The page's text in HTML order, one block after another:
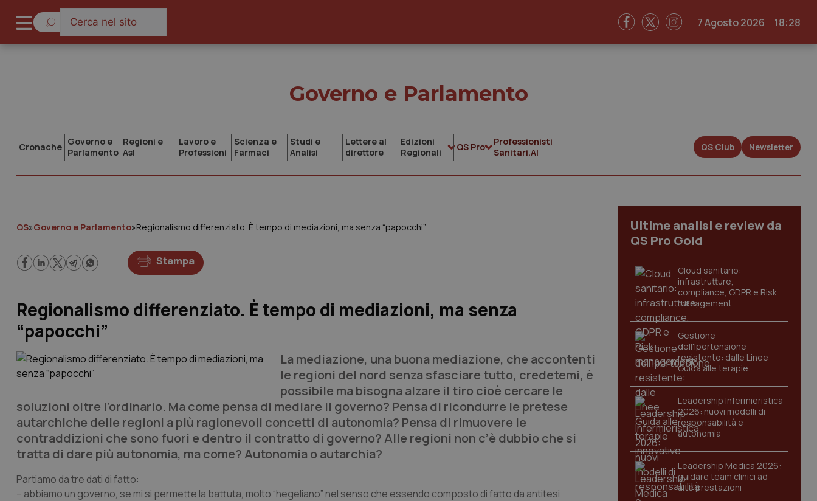
7 Agosto 2026 18:28
Governo e Parlamento
Cronache Governo e
Parlamento
Regioni e
Asl
Lavoro e
Professioni
Scienza e
Farmaci
Studi e
Analisi
Lettere al
direttore
Edizioni
Regionali
QS Pro
Professionisti
Sanitari.AI
QS Club Newsletter
QS»Governo e Parlamento»Regionalismo differenziato. È tempo di mediazioni, ma senza “papocchi”
Stampa
Regionalismo differenziato. È tempo di mediazioni, ma senza
“papocchi”
La mediazione, una buona mediazione, che accontenti
le regioni del nord senza sfasciare tutto, credetemi, è
possibile ma bisogna alzare il tiro cioè cercare le
soluzioni oltre l’ordinario. Ma come pensa di mediare il governo? Pensa di ricondurre le pretese
autarchiche delle regioni a più ragionevoli concetti di autonomia? Pensa di rimuovere le
contraddizioni che sono fuori e dentro il contratto di governo? Alle regioni non c’è dubbio che si
tratta di dare più autonomia, ma come? Autonomia o autarchia?
Partiamo da tre dati di fatto:
– abbiamo un governo, se mi si permette la battuta, molto “hegeliano” nel senso che essendo composto di fatto da antitesi
Ultime analisi e review da
QS Pro Gold
Cloud sanitario:
infrastrutture,
compliance, GDPR e Risk
management
Gestione
dell'Ipertensione
resistente: dalle Linee
Guida alle terapie
innovative
Leadership Infermieristica
2026: nuovi modelli di
responsabilità e
autonomia
Leadership Medica 2026:
guidare team clinici ad
alte prestazioni